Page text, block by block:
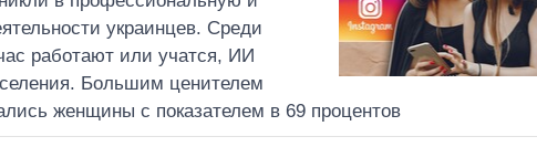
украинцев. Среди
работают или учатся, ИИ
Большим ценителем
женщины с показателем в 69 процентов